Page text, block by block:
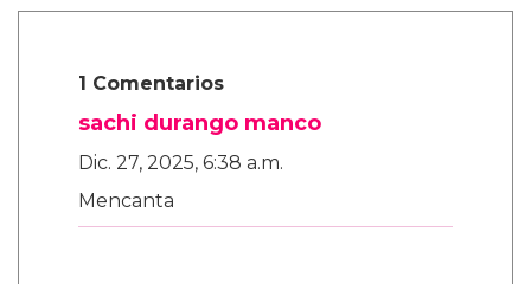
1 Comentarios
sachi durango manco
Dic. 27, 2025, 6:38 a.m.
Mencanta